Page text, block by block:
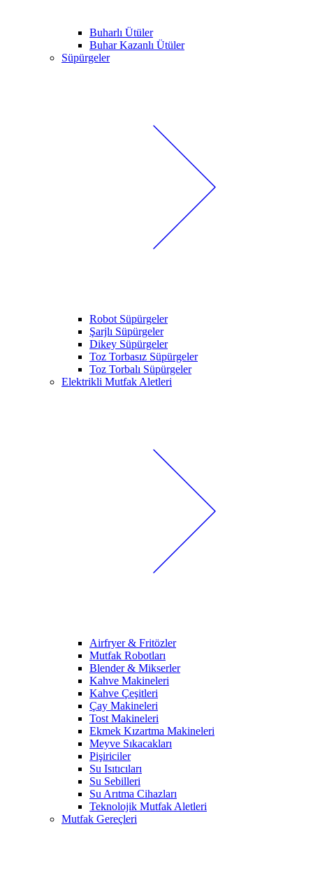
Buharlı Ütüler
Buhar Kazanlı Ütüler
Süpürgeler
Robot Süpürgeler
Şarjlı Süpürgeler
Dikey Süpürgeler
Toz Torbasız Süpürgeler
Toz Torbalı Süpürgeler
Elektrikli Mutfak Aletleri
Airfryer & Fritözler
Mutfak Robotları
Blender & Mikserler
Kahve Makineleri
Kahve Çeşitleri
Çay Makineleri
Tost Makineleri
Ekmek Kızartma Makineleri
Meyve Sıkacakları
Pişiriciler
Su Isıtıcıları
Su Sebilleri
Su Arıtma Cihazları
Teknolojik Mutfak Aletleri
Mutfak Gereçleri